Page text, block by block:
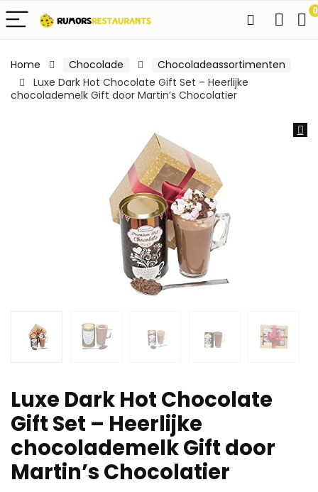
0
Home Chocolade
Chocoladeassortimenten
Luxe Dark Hot Chocolate Gift Set – Heerlijke
chocolademelk Gift door Martin’s Chocolatier
Luxe Dark Hot Chocolate
Gift Set – Heerlijke
chocolademelk Gift door
Martin’s Chocolatier